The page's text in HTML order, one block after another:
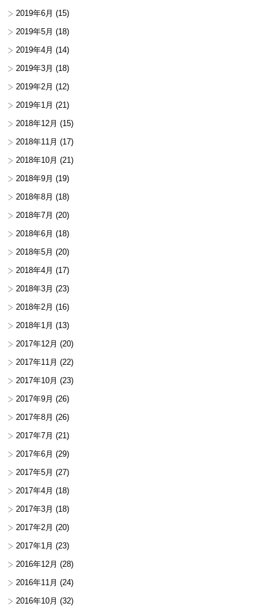
2019年6月 (15)
2019年5月 (18)
2019年4月 (14)
2019年3月 (18)
2019年2月 (12)
2019年1月 (21)
2018年12月 (15)
2018年11月 (17)
2018年10月 (21)
2018年9月 (19)
2018年8月 (18)
2018年7月 (20)
2018年6月 (18)
2018年5月 (20)
2018年4月 (17)
2018年3月 (23)
2018年2月 (16)
2018年1月 (13)
2017年12月 (20)
2017年11月 (22)
2017年10月 (23)
2017年9月 (26)
2017年8月 (26)
2017年7月 (21)
2017年6月 (29)
2017年5月 (27)
2017年4月 (18)
2017年3月 (18)
2017年2月 (20)
2017年1月 (23)
2016年12月 (28)
2016年11月 (24)
2016年10月 (32)